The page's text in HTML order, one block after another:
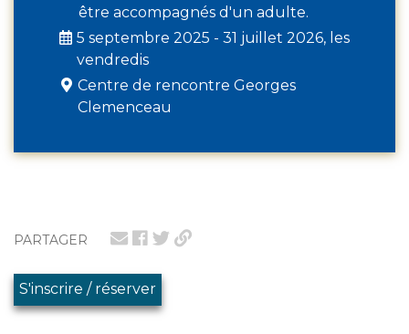
PARTAGER
S'inscrire / réserver
être accompagnés d'un adulte.
5 septembre 2025 - 31 juillet 2026, les
vendredis
Centre de rencontre Georges
Clemenceau